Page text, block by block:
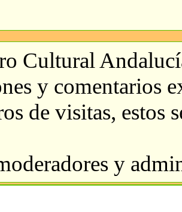
Cultural
y comentarios
de visitas, estos
y